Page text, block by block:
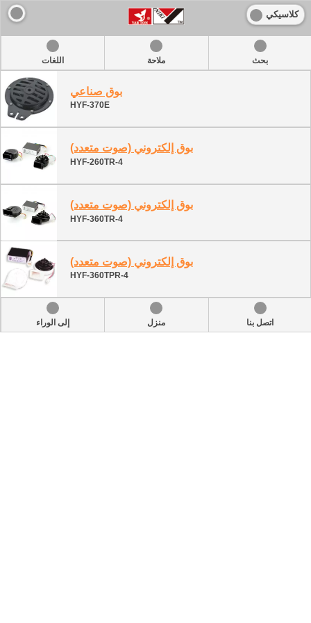
كلاسيكي
اللغات ملاحة بحث
بوق صناعي
HYF-370E
بوق إلكتروني (صوت متعدد)
HYF-260TR-4
بوق إلكتروني (صوت متعدد)
HYF-360TR-4
بوق إلكتروني (صوت متعدد)
HYF-360TPR-4
إلى الوراء منزل اتصل بنا